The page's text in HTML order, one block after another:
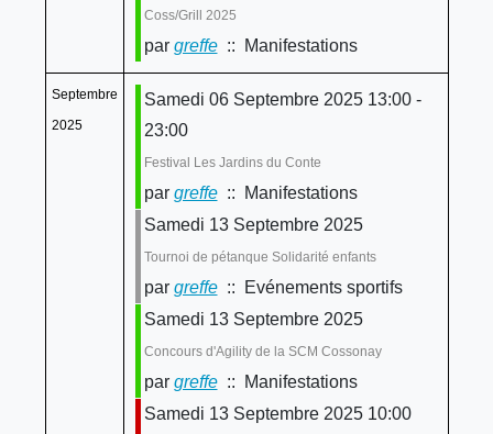
Coss/Grill 2025
par greffe:: Manifestations
Septembre
2025
Samedi 06 Septembre 2025 13:00 -
23:00
Festival Les Jardins du Conte
par greffe:: Manifestations
Samedi 13 Septembre 2025
Tournoi de pétanque Solidarité enfants
par greffe:: Evénements sportifs
Samedi 13 Septembre 2025
Concours d'Agility de la SCM Cossonay
par greffe:: Manifestations
Samedi 13 Septembre 2025 10:00